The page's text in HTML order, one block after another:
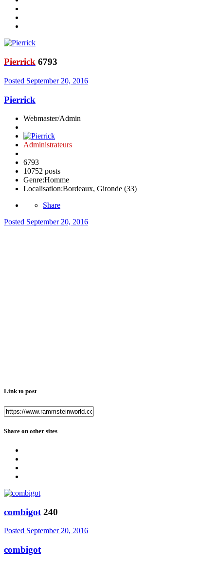
Pierrick 6793
Posted September 20, 2016
Pierrick
Webmaster/Admin
Administrateurs
6793
10752 posts
Genre:Homme
Localisation:Bordeaux, Gironde (33)
Share
Posted September 20, 2016
Link to post
Share on other sites
combigot 240
Posted September 20, 2016
combigot